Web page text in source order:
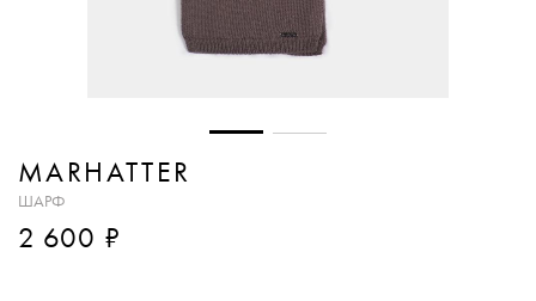
MARHATTER
ШАРФ
2 600 ₽